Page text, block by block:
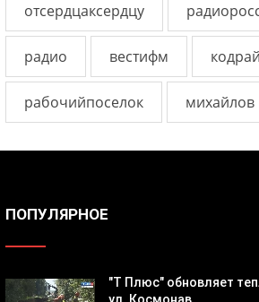
отсердцаксердцу
радио вестифм
рабочийпоселок михайлов
ПОПУЛЯРНОЕ
"Т Плюс" обновляет